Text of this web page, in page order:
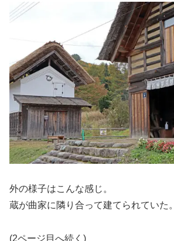
外の様子はこんな感じ。
蔵が曲家に隣り合って建てられていた。
(2ページ目へ続く)